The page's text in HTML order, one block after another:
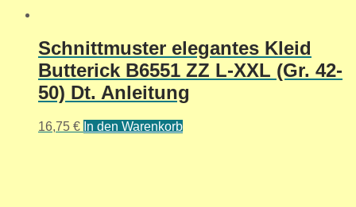
Schnittmuster elegantes Kleid
Butterick B6551 ZZ L-XXL (Gr. 42-
50) Dt. Anleitung
16,75 € In den Warenkorb